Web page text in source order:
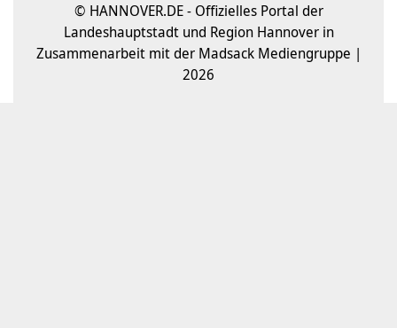
© HANNOVER.DE - Offizielles Portal der
Landeshauptstadt und Region Hannover in
Zusammenarbeit mit der Madsack Mediengruppe |
2026